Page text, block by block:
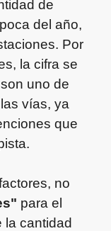
de
del año,
Por
la cifra se
uno de
vías, ya
que
no
para el
la cantidad